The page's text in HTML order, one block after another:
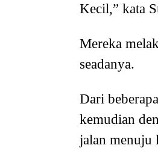
Kecil,” kata
Mereka
seadanya.
Dari
kemudian
jalan menuju